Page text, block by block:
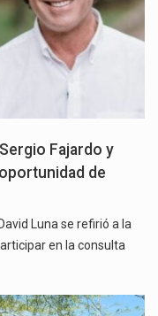
Fajardo y
de
Luna se refirió a la
en la consulta